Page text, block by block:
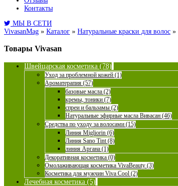
Контакты
МЫ В СЕТИ
VivasanMag » Каталог » Натуральные краски для волос »
Товары Vivasan
Швейцарская косметика (78)
Уход за проблемной кожей (1)
Ароматерапия (57)
базовые масла (2)
кремы, тоники (7)
спреи и бальзамы (2)
Натуральные эфирные масла Вивасан (46)
Средства по уходу за волосами (15)
Линия Migliorin (6)
Линия Sano Tint (8)
линия Аргана (1)
Декоративная косметика (0)
Омолаживающая косметика VivaBeauty (3)
Косметика для мужчин Viva Cool (2)
Лечебная косметика (5)